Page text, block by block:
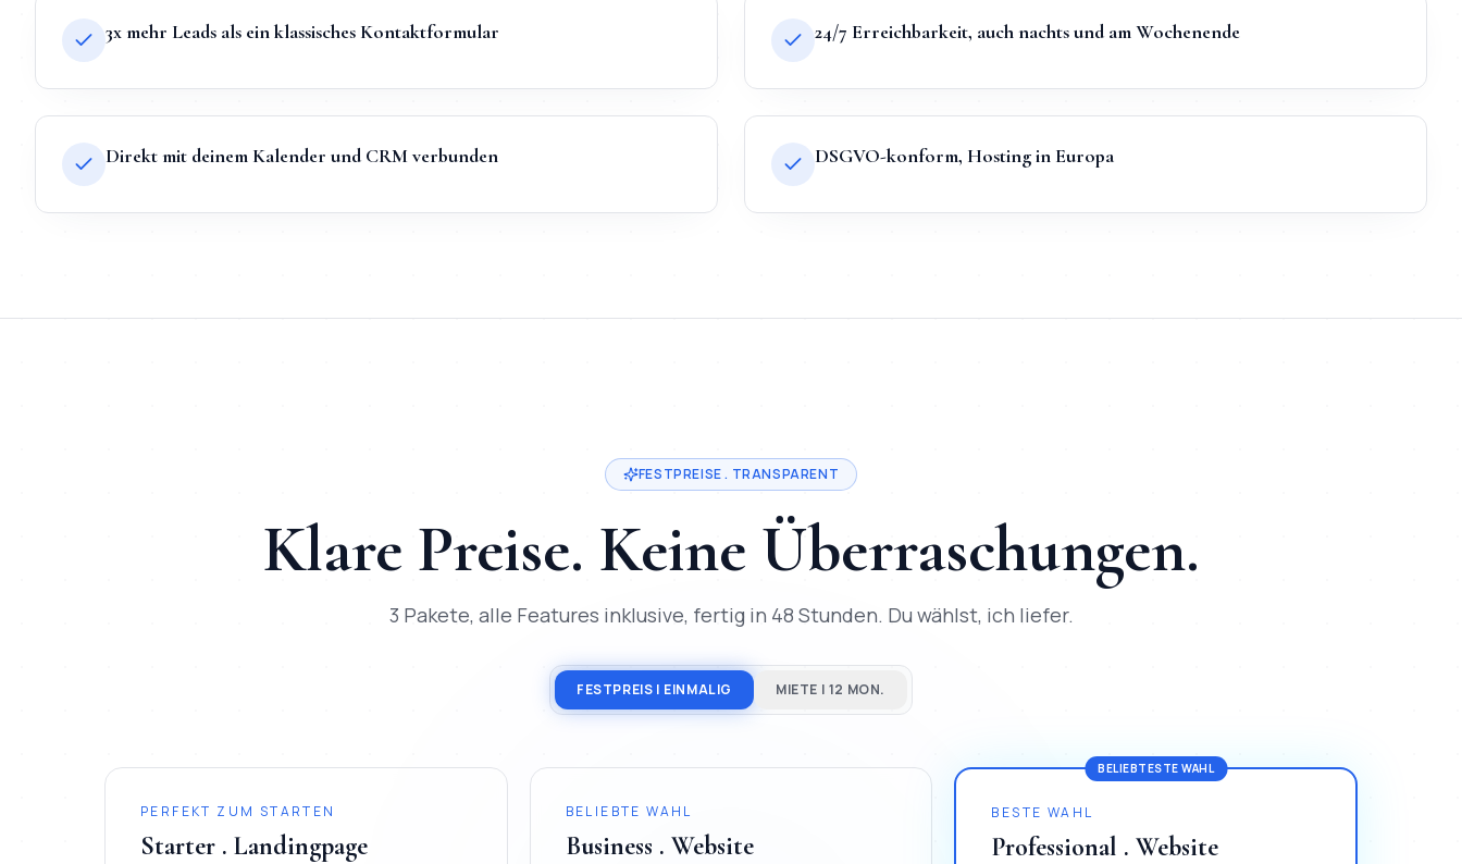
3x mehr Leads als ein klassisches Kontaktformular 24/7 Erreichbarkeit, auch nachts und am Wochenende
Direkt mit deinem Kalender und CRM verbunden DSGVO-konform, Hosting in Europa
FESTPREISE . TRANSPARENT
Klare Preise. Keine Überraschungen.
3 Pakete, alle Features inklusive, fertig in 48 Stunden. Du wählst, ich liefer.
FESTPREIS | EINMALIG MIETE | 12 MON.
PERFEKT ZUM STARTEN
Starter . Landingpage
BELIEBTE WAHL
Business . Website
BELIEBTESTE WAHL
BESTE WAHL
Professional . Website